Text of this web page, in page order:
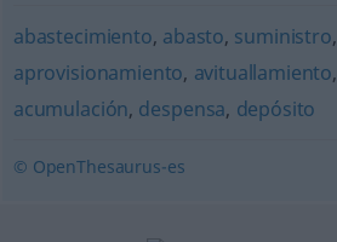
abastecimiento, abasto, suministro,
aprovisionamiento, avituallamiento,
acumulación, despensa, depósito
© OpenThesaurus-es